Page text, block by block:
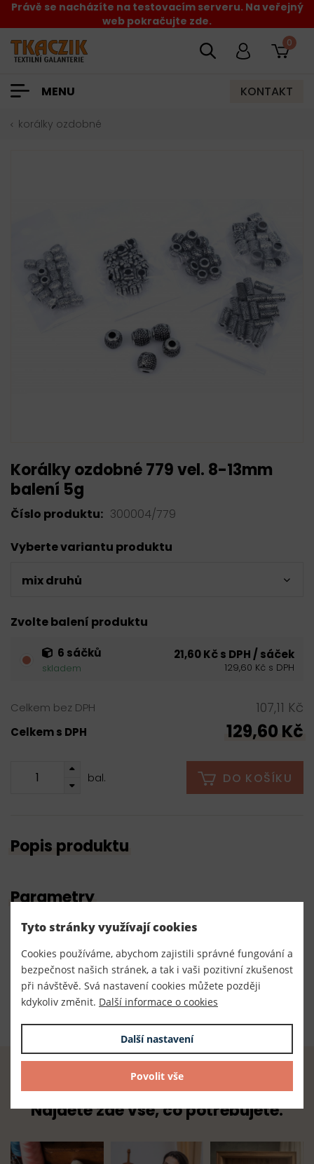
Právě se nacházíte na testovacím serveru. Na veřejný
web pokračujte zde.
0
MENU KONTAKT
korálky ozdobné
Korálky ozdobné 779 vel. 8-13mm
balení 5g
Číslo produktu: 300004/779
Vyberte variantu produktu
mix druhů
Zvolte balení produktu
6 sáčků
skladem
21,60 Kč s DPH / sáček
129,60 Kč s DPH
Celkem bez DPH 107,11 Kč
Celkem s DPH 129,60 Kč
bal. DO KOŠÍKU
Popis produktu
Parametry
Číslo produktu:
300004/779
Dodavatel
TKACZIK s.r.o.
Radost z tvoření začíná u nás.
Najdete zde vše, co potřebujete.
Tyto stránky využívají cookies
Cookies používáme, abychom zajistili správné fungování a
bezpečnost našich stránek, a tak i vaši pozitivní zkušenost
při návštěvě. Svá nastavení cookies můžete později
kdykoliv změnit. Další informace o cookies
Další nastavení
Povolit vše